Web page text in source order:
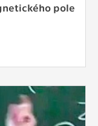
pole